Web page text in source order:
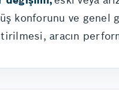
konforunu ve genel
aracın